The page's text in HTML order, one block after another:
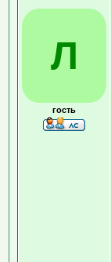
Л
гость